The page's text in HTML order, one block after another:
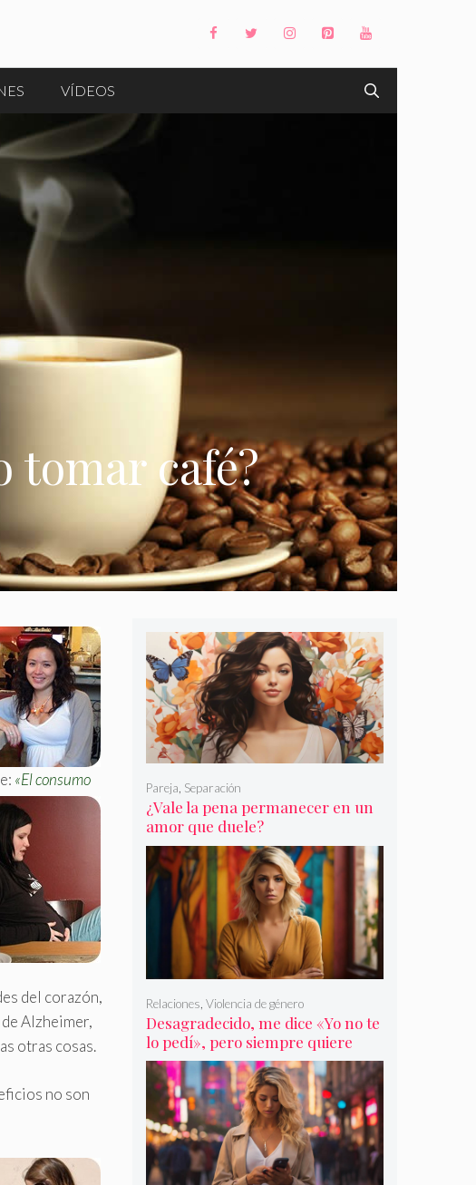
VÍDEOS
tomar café?
«El consumo
del corazón,
Alzheimer,
otras cosas.
no son
¿Vale la pena permanecer en un
amor que duele?
Pareja, Separación
Desagradecido, me dice «Yo no te
lo pedí», pero siempre quiere
más
Relaciones Violencia de género